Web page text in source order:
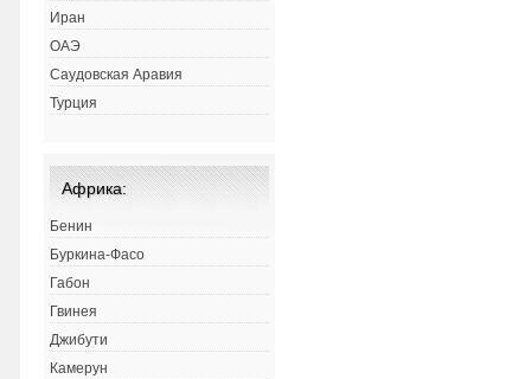
Иран
ОАЭ
Саудовская Аравия
Турция
Африка:
Бенин
Буркина-Фасо
Габон
Гвинея
Джибути
Камерун